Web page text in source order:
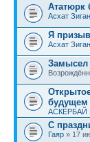
Ататюрк
Асхат
Я
Асхат
Замысел
будущем
АСКЕРБАЙ
С
Гаяр » 17